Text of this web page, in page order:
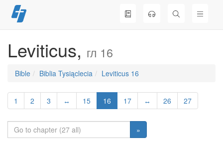
Skip
to
Leviticus, гл 16
Bible Biblia Tysiąclecia Leviticus 16
1 2 3 ↔ 15 16 17 ↔ 26 27
»